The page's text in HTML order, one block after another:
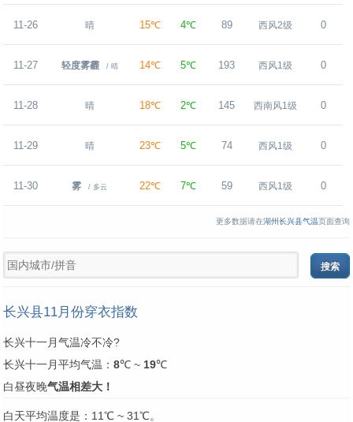
11-26 晴 15℃ 4℃ 89 西风2级 0
11-27 轻度雾霾 / 晴 14℃ 5℃ 193 西风1级 0
11-28 晴 18℃ 2℃ 145 西南风1级 0
11-29 晴 23℃ 5℃ 74 西风1级 0
11-30 雾 / 多云 22℃ 7℃ 59 西风1级 0
更多数据请在湖州长兴县气温页面查询
长兴县11月份穿衣指数
长兴十一月气温冷不冷?
长兴十一月平均气温： 8℃ ~ 19℃
白昼夜晚气温相差大！
白天平均温度是：11℃ ~ 31℃。